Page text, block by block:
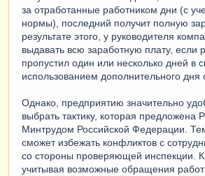
за отработанные работником дни (с
нормы), последний получит полную
результате этого, у руководителя
выдавать всю заработную плату, если
пропустил один или несколько дней в
использованием дополнительного дня
Однако, предприятию значительно
выбрать тактику, которая предложена
Минтрудом Российской Федерации.
сможет избежать конфликтов с
со стороны проверяющей инспекции.
учитывая возможные обращения